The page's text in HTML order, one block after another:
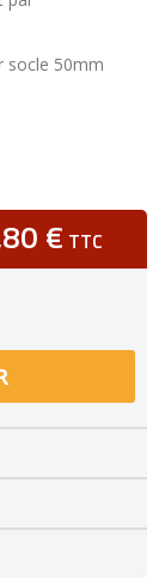
socle 50mm
€ TTC